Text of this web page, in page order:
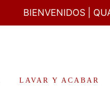
BIENVENIDOS |
LAVAR Y ACABAR